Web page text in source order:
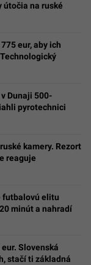
útočia na ruské
eur, aby ich
Dunaji 500-
pyrotechnici
kamery. Rezort
reaguje
futbalovú elitu
minút a nahradí
Slovenská
stačí ti základná